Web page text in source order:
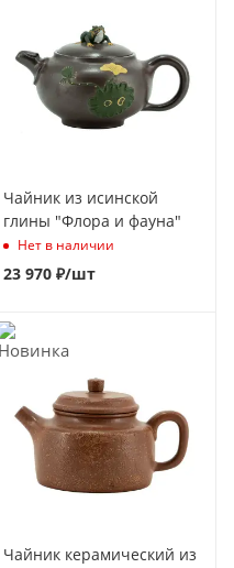
Чайник из исинской
глины "Флора и фауна"
Нет в наличии
23 970 ₽/шт
Чайник керамический из